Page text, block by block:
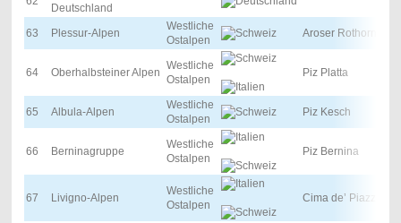
Deutschland
63
Plessur-Alpen
Westliche
Ostalpen
Aroser Rothorn
64 Oberhalbsteiner Alpen
Westliche
Ostalpen
Piz Platta
65 Albula-Alpen
Westliche
Ostalpen
Piz Kesch
66 Berninagruppe
Westliche
Ostalpen
Piz Bernina
67 Livigno-Alpen
Westliche
Ostalpen
Cima de’ Piazzi